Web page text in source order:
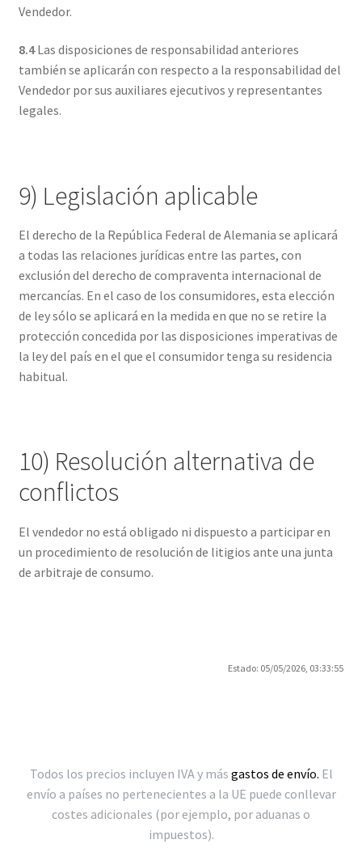
Vendedor.
8.4Las disposiciones de responsabilidad anteriores
también se aplicarán con respecto a la responsabilidad del
Vendedor por sus auxiliares ejecutivos y representantes
legales.
9) Legislación aplicable
El derecho de la República Federal de Alemania se aplicará
a todas las relaciones jurídicas entre las partes, con
exclusión del derecho de compraventa internacional de
mercancías. En el caso de los consumidores, esta elección
de ley sólo se aplicará en la medida en que no se retire la
protección concedida por las disposiciones imperativas de
la ley del país en el que el consumidor tenga su residencia
habitual.
10) Resolución alternativa de
conflictos
El vendedor no está obligado ni dispuesto a participar en
un procedimiento de resolución de litigios ante una junta
de arbitraje de consumo.
Estado: 05/05/2026, 03:33:55
Todos los precios incluyen IVA y más gastos de envío. El
envío a países no pertenecientes a la UE puede conllevar
costes adicionales (por ejemplo, por aduanas o
impuestos).